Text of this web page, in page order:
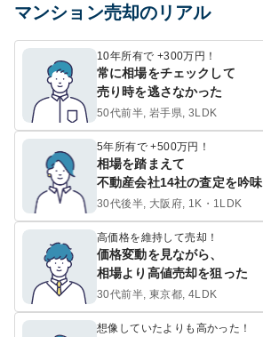
マンション売却のリアル
10年所有で +300万円！
常に相場をチェックして
売り時を逃さなかった
50代前半, 岩手県, 3LDK
5年所有で +500万円！
相場を踏まえて
不動産会社14社の査定を吟味
30代後半, 大阪府, 1K・1LDK
高価格を維持して売却！
価格変動を見ながら、
相場より高値売却を狙った
30代前半, 東京都, 4LDK
想像していたよりも高かった！